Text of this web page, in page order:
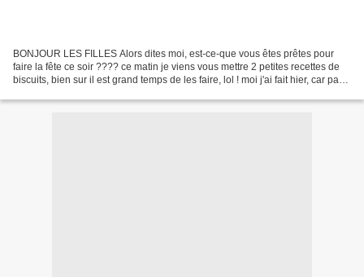
BONJOUR LES FILLES Alors dites moi, est-ce-que vous êtes prêtes pour
faire la fête ce soir ???? ce matin je viens vous mettre 2 petites recettes de
biscuits, bien sur il est grand temps de les faire, lol ! moi j'ai fait hier, car pas